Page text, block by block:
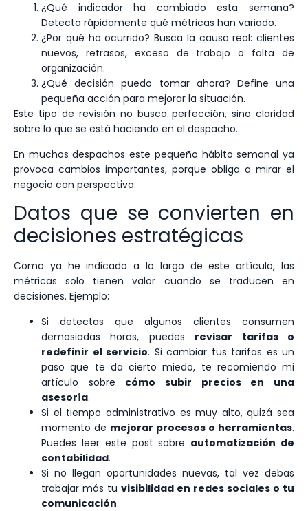
¿Qué indicador ha cambiado esta semana?
Detecta rápidamente qué métricas han variado.
¿Por qué ha ocurrido? Busca la causa real: clientes
nuevos, retrasos, exceso de trabajo o falta de
organización.
¿Qué decisión puedo tomar ahora? Define una
pequeña acción para mejorar la situación.
Este tipo de revisión no busca perfección, sino claridad
sobre lo que se está haciendo en el despacho.
En muchos despachos este pequeño hábito semanal ya
provoca cambios importantes, porque obliga a mirar el
negocio con perspectiva.
Datos que se convierten en
decisiones estratégicas
Como ya he indicado a lo largo de este artículo, las
métricas solo tienen valor cuando se traducen en
decisiones. Ejemplo:
Si detectas que algunos clientes consumen
demasiadas horas, puedes revisar tarifas o
redefinir el servicio. Si cambiar tus tarifas es un
paso que te da cierto miedo, te recomiendo mi
artículo sobre cómo subir precios en una
asesoría.
Si el tiempo administrativo es muy alto, quizá sea
momento de mejorar procesos o herramientas.
Puedes leer este post sobre automatización de
contabilidad.
Si no llegan oportunidades nuevas, tal vez debas
trabajar más tu visibilidad en redes sociales o tu
comunicación.